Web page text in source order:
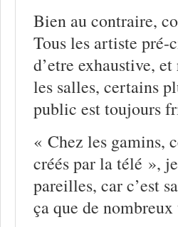
Bien au contraire,
Tous les artiste
d’etre exhaustive,
les salles, certains
public est toujours
« Chez les gamins,
créés par la télé »,
pareilles, car c’est
ça que de